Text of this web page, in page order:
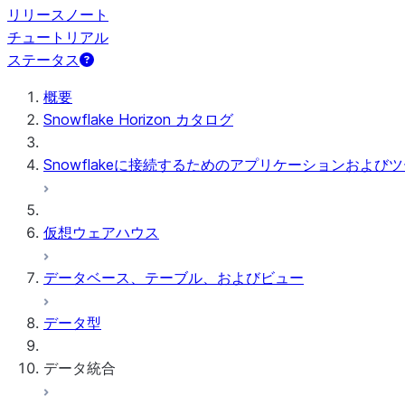
リリースノート
チュートリアル
ステータス
概要
Snowflake Horizon カタログ
Snowflakeに接続するためのアプリケーションおよび
仮想ウェアハウス
データベース、テーブル、およびビュー
データ型
データ統合